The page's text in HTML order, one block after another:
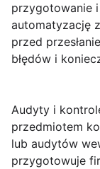
przygotowanie
automatyzację
przed
błędów i
Audyty i
przedmiotem
lub audytów
przygotowuje